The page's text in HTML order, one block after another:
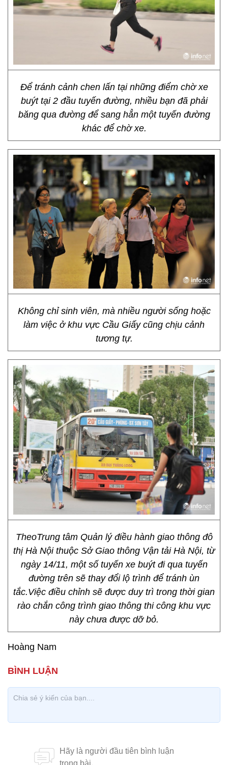
Để tránh cảnh chen lấn tại những điểm chờ xe
buýt tại 2 đầu tuyến đường, nhiều bạn đã phải
băng qua đường để sang hẳn một tuyến đường
khác để chờ xe.
Không chỉ sinh viên, mà nhiều người sống hoặc
làm việc ở khu vực Cầu Giấy cũng chịu cảnh
tương tự.
TheoTrung tâm Quản lý điều hành giao thông đô
thị Hà Nội thuộc Sở Giao thông Vận tải Hà Nội, từ
ngày 14/11, một số tuyến xe buýt đi qua tuyến
đường trên sẽ thay đổi lộ trình để tránh ùn
tắc.Việc điều chỉnh sẽ được duy trì trong thời gian
rào chắn công trình giao thông thi công khu vực
này chưa được dỡ bỏ.
Hoàng Nam